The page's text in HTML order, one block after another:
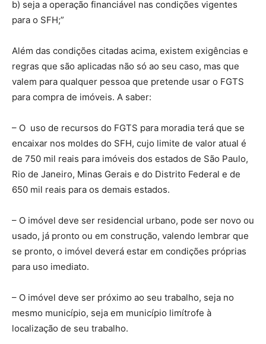
b) seja a operação financiável nas condições vigentes
para o SFH;”
Além das condições citadas acima, existem exigências e
regras que são aplicadas não só ao seu caso, mas que
valem para qualquer pessoa que pretende usar o FGTS
para compra de imóveis. A saber:
– O uso de recursos do FGTS para moradia terá que se
encaixar nos moldes do SFH, cujo limite de valor atual é
de 750 mil reais para imóveis dos estados de São Paulo,
Rio de Janeiro, Minas Gerais e do Distrito Federal e de
650 mil reais para os demais estados.
– O imóvel deve ser residencial urbano, pode ser novo ou
usado, já pronto ou em construção, valendo lembrar que
se pronto, o imóvel deverá estar em condições próprias
para uso imediato.
– O imóvel deve ser próximo ao seu trabalho, seja no
mesmo município, seja em município limítrofe à
localização de seu trabalho.